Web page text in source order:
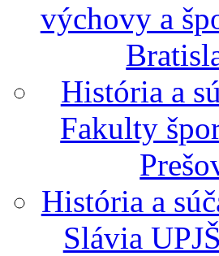
výchovy a
História a
Fakulty
História a
Slávia